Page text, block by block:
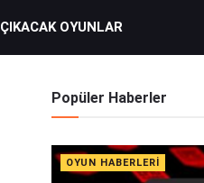
ÇIKACAK OYUNLAR
Popüler Haberler
OYUN HABERLERI